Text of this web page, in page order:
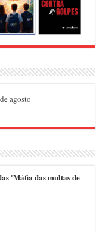
agosto
'Máfia das multas de